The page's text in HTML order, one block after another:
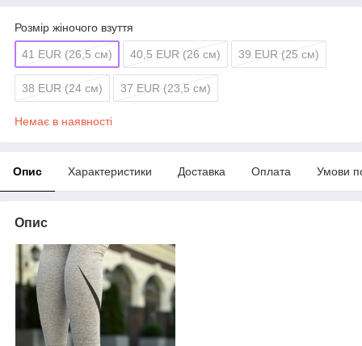
Розмір жіночого взуття
41 EUR (26,5 см) 40,5 EUR (26 см) 39 EUR (25 см)
38 EUR (24 см) 37 EUR (23,5 см)
Немає в наявності
Опис Характеристики Доставка Оплата Умови
Опис